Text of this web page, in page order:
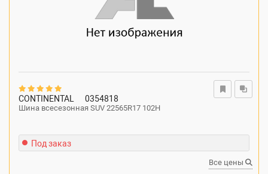
CONTINENTAL 0354818
Шина всесезонная SUV 22565R17 102H
Под заказ
Все цены